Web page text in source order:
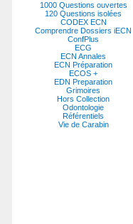
1000 Questions ouvertes
120 Questions isolées
CODEX ECN
Comprendre Dossiers iECN
ConfPlus
ECG
ECN Annales
ECN Préparation
ECOS +
EDN Preparation
Grimoires
Hors Collection
Odontologie
Référentiels
Vie de Carabin